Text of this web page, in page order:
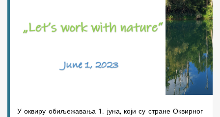
У оквиру обиљежавања 1. јуна, који су стране Оквирног